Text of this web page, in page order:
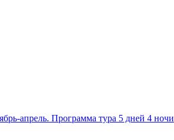
апрель. Программа тура 5 дней 4 ночи